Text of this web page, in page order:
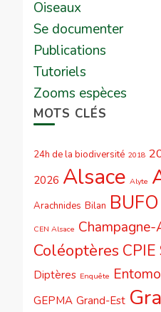
Oiseaux
Se documenter
Publications
Tutoriels
Zooms espèces
MOTS CLÉS
24h de la biodiversité 2018
2026 Alsace Alyte
Arachnides Bilan BUFO
CEN Alsace Champagne-
Coléoptères
Diptères Enquête
GEPMA Grand-Est